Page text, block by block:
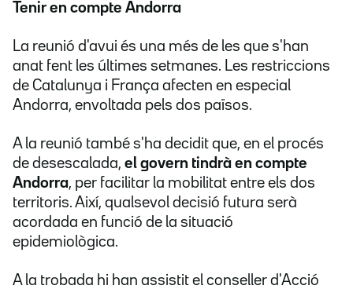
Tenir en compte Andorra
La reunió d'avui és una més de les que s'han
anat fent les últimes setmanes. Les restriccions
de Catalunya i França afecten en especial
Andorra, envoltada pels dos països.
A la reunió també s'ha decidit que, en el procés
de desescalada, el govern tindrà en compte
Andorra, per facilitar la mobilitat entre els dos
territoris. Així, qualsevol decisió futura serà
acordada en funció de la situació
epidemiològica.
A la trobada hi han assistit el conseller d'Acció